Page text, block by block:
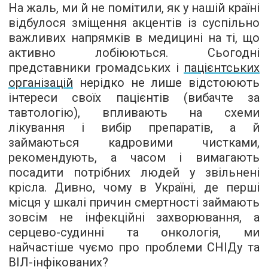
На жаль, ми й не помітили, як у нашій країні
відбулося зміщення акцентів із суспільно
важливих напрямків в медицині на ті, що
активно лобіюються. Сьогодні
представники громадських і пацієнтських
організацій нерідко не лише відстоюють
інтереси своїх пацієнтів (вибачте за
тавтологію), впливають на схеми
лікування і вибір препаратів, а й
займаються кадровими чистками,
рекомендують, а часом і вимагають
посадити потрібних людей у звільнені
крісла. Дивно, чому в Україні, де перші
місця у шкалі причин смертності займають
зовсім не інфекційні захворювання, а
серцево-судинні та онкологія, ми
найчастіше чуємо про проблеми СНІДу та
ВІЛ-інфікованих?